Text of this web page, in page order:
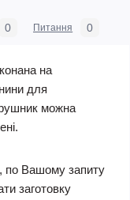
0 Питання 0
на
для
можна
по Вашому запиту
заготовку